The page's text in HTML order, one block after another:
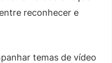
reconhecer e
temas de vídeo